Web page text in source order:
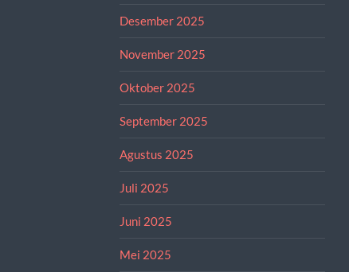
Desember 2025
November 2025
Oktober 2025
September 2025
Agustus 2025
Juli 2025
Juni 2025
Mei 2025